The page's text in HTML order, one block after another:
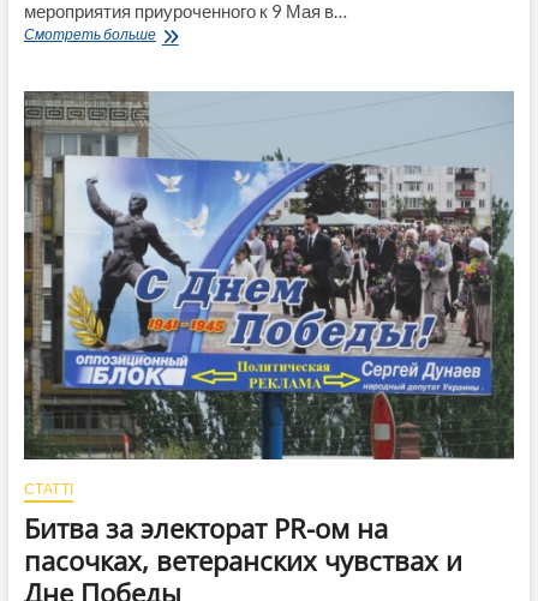
мероприятия приуроченного к 9 Мая в…
Смотреть большеВ
даже
9
Мая
отметить
организовано
СТАТТІ
Битва за электорат PR-ом на
пасочках, ветеранских чувствах и
Дне Победы